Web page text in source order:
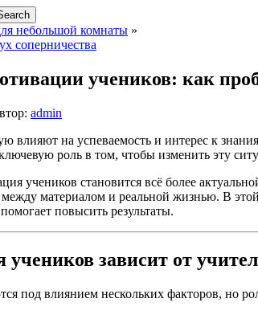
небольшой комнаты »
соперничества
учеников: как
admin
на успеваемость и интерес к
роль в том, чтобы изменить эту
учеников становится всё более
материалом и реальной жизнью. В
повысить результаты.
зависит от
под влиянием нескольких факторов, но